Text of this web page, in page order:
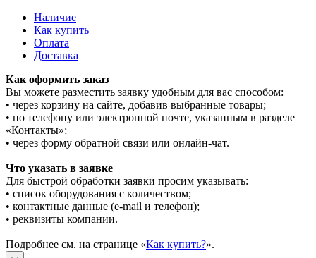
Наличие
Как купить
Оплата
Доставка
Как оформить заказ
Вы можете разместить заявку удобным для вас способом:
• через корзину на сайте, добавив выбранные товары;
• по телефону или электронной почте, указанным в разделе
«Контакты»;
• через форму обратной связи или онлайн-чат.
Что указать в заявке
Для быстрой обработки заявки просим указывать:
• список оборудования с количеством;
• контактные данные (e-mail и телефон);
• реквизиты компании.
Подробнее см. на странице «Как купить?».